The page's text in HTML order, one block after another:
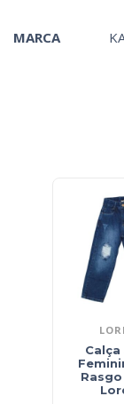
MARCA
Calça
Rasgo